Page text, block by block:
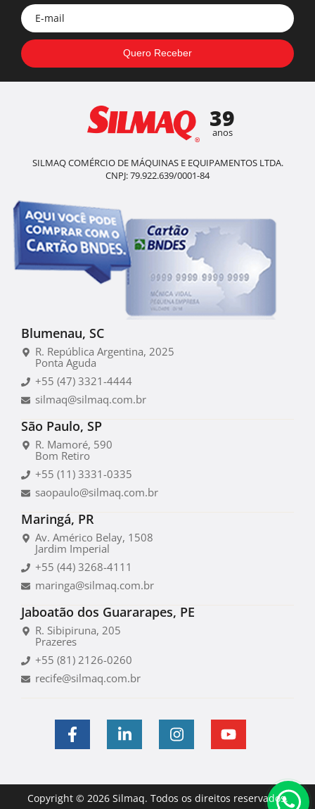
39
anos
SILMAQ COMÉRCIO DE MÁQUINAS E EQUIPAMENTOS LTDA.
CNPJ: 79.922.639/0001-84
Blumenau, SC
R. República Argentina, 2025
Ponta Aguda
+55 (47) 3321-4444
silmaq@silmaq.com.br
São Paulo, SP
R. Mamoré, 590
Bom Retiro
+55 (11) 3331-0335
saopaulo@silmaq.com.br
Maringá, PR
Av. Américo Belay, 1508
Jardim Imperial
+55 (44) 3268-4111
maringa@silmaq.com.br
Jaboatão dos Guararapes, PE
R. Sibipiruna, 205
Prazeres
+55 (81) 2126-0260
recife@silmaq.com.br
Copyright © 2026 Silmaq. Todos os direitos reservados.